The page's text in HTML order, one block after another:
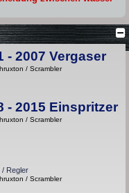
- 2007 Vergaser
/ Scrambler
- 2015 Einspritzer
/ Scrambler
/ Regler
/ Scrambler